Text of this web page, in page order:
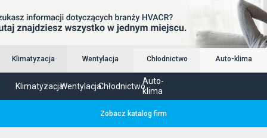
Klimatyzacja Wentylacja Chłodnictwo Auto-klima
KlimatyzacjaWentylacjaChłodnictwo
Auto-
klima
Zobacz katalog firm